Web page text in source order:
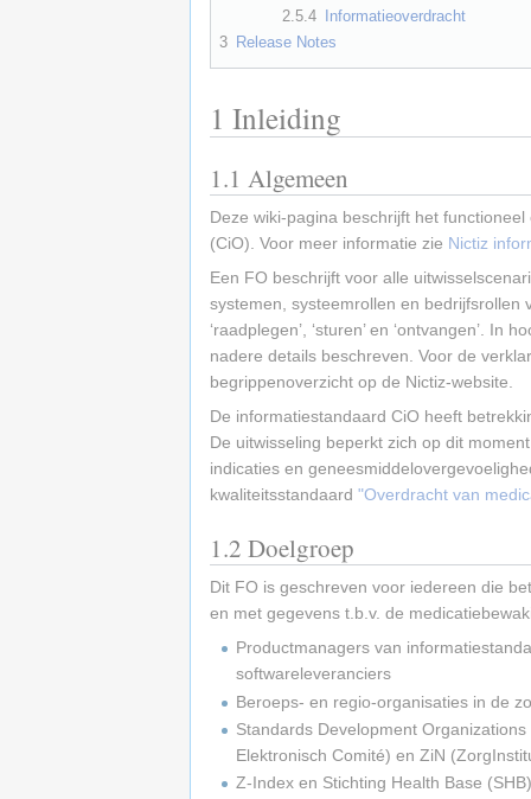
2.5.4 Informatieoverdracht
3 Release Notes
1 Inleiding
1.1 Algemeen
Deze wiki-pagina beschrijft het
(CiO). Voor meer informatie zie Nictiz
Een FO beschrijft voor alle
systemen, systeemrollen en bedrijfsrollen
‘raadplegen’, ‘sturen’ en ‘ontvangen’.
nadere details beschreven. Voor de
begrippenoverzicht op de Nictiz-website.
De informatiestandaard CiO heeft
De uitwisseling beperkt zich op dit
indicaties en
kwaliteitsstandaard "Overdracht van
1.2 Doelgroep
Dit FO is geschreven voor iedereen die
en met gegevens t.b.v. de
Productmanagers van
softwareleveranciers
Beroeps- en regio-organisaties in de
Standards Development
Elektronisch Comité) en ZiN
Z-Index en Stichting Health Base